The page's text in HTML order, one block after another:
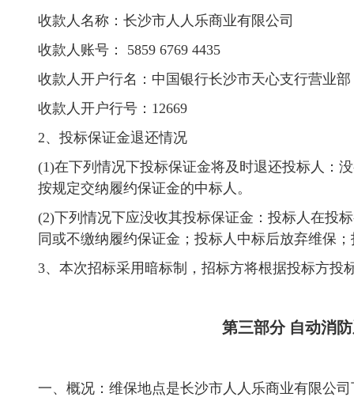
收款人名称：长沙市人人乐商业有限公司
收款人账号： 5859 6769 4435
收款人开户行名：中国银行长沙市天心支行营业部
收款人开户行号：12669
2、投标保证金退还情况
(1)在下列情况下投标保证金将及时退还投标人：
按规定交纳履约保证金的中标人。
(2)下列情况下应没收其投标保证金：投标人在投
同或不缴纳履约保证金；投标人中标后放弃维保
3、本次招标采用暗标制，招标方将根据投标方投
第三部分 自动消
一、概况：维保地点是长沙市人人乐商业有限公